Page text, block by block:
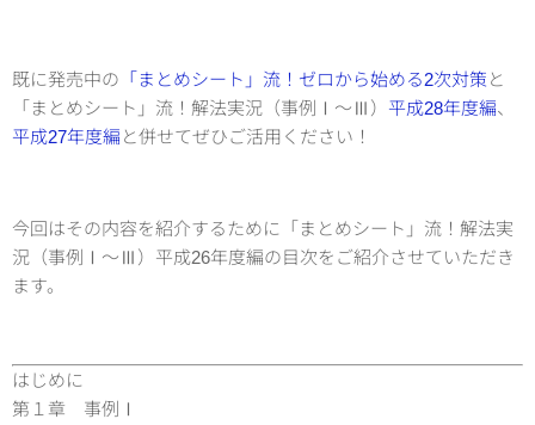
既に発売中の 「まとめシート」流！ゼロから始める2次対策 と
「まとめシート」流！解法実況（事例Ⅰ～Ⅲ） 平成28年度編、
平成27年度編 と併せてぜひご活用ください！
今回はその内容を紹介するために「まとめシート」流！解法実
況（事例Ⅰ～Ⅲ）平成26年度編の目次をご紹介させていただき
ます。
はじめに
第１章 事例Ⅰ